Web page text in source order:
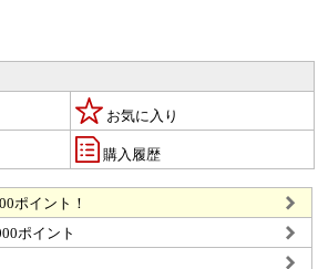
お気に入り
購入履歴
ポイント！
ポイント